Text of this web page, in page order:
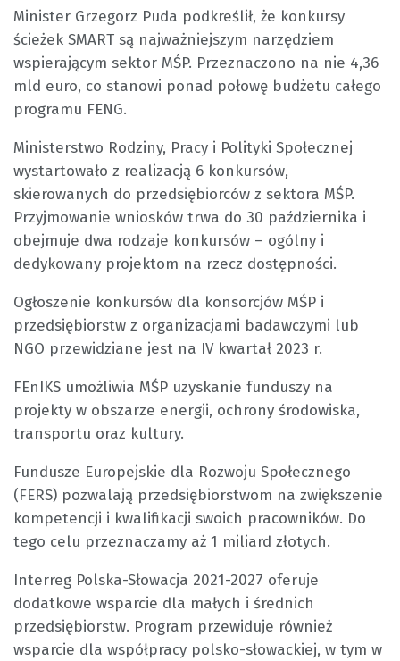
Minister Grzegorz Puda podkreślił, że konkursy
ścieżek SMART są najważniejszym narzędziem
wspierającym sektor MŚP. Przeznaczono na nie 4,36
mld euro, co stanowi ponad połowę budżetu całego
programu FENG.
Ministerstwo Rodziny, Pracy i Polityki Społecznej
wystartowało z realizacją 6 konkursów,
skierowanych do przedsiębiorców z sektora MŚP.
Przyjmowanie wniosków trwa do 30 października i
obejmuje dwa rodzaje konkursów – ogólny i
dedykowany projektom na rzecz dostępności.
Ogłoszenie konkursów dla konsorcjów MŚP i
przedsiębiorstw z organizacjami badawczymi lub
NGO przewidziane jest na IV kwartał 2023 r.
FEnIKS umożliwia MŚP uzyskanie funduszy na
projekty w obszarze energii, ochrony środowiska,
transportu oraz kultury.
Fundusze Europejskie dla Rozwoju Społecznego
(FERS) pozwalają przedsiębiorstwom na zwiększenie
kompetencji i kwalifikacji swoich pracowników. Do
tego celu przeznaczamy aż 1 miliard złotych.
Interreg Polska-Słowacja 2021-2027 oferuje
dodatkowe wsparcie dla małych i średnich
przedsiębiorstw. Program przewiduje również
wsparcie dla współpracy polsko-słowackiej, w tym w